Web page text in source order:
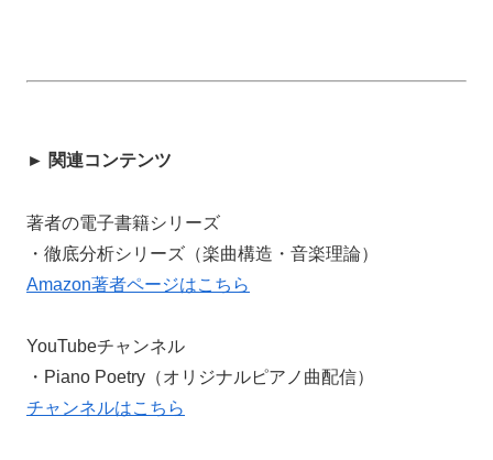
► 関連コンテンツ
著者の電子書籍シリーズ
・徹底分析シリーズ（楽曲構造・音楽理論）
Amazon著者ページはこちら
YouTubeチャンネル
・Piano Poetry（オリジナルピアノ曲配信）
チャンネルはこちら